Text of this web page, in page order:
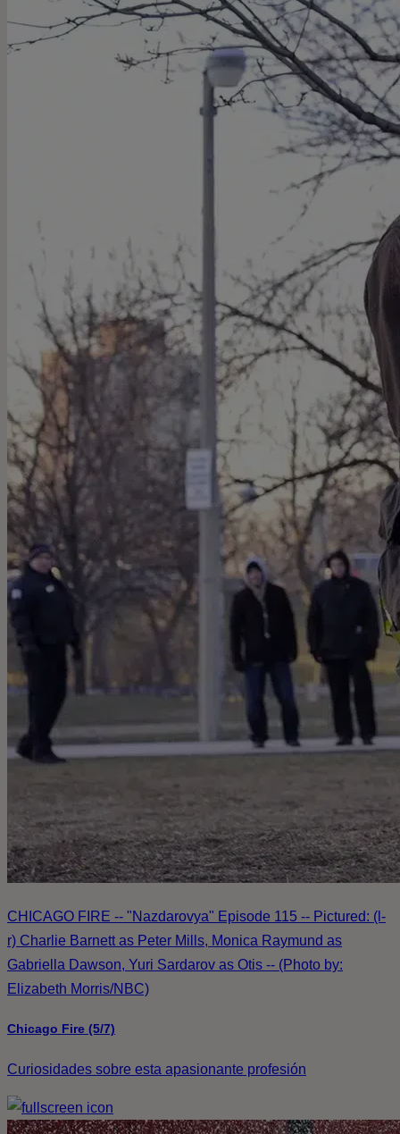
CHICAGO FIRE -- "Nazdarovya" Episode 115 -- Pictured: (l-
r) Charlie Barnett as Peter Mills, Monica Raymund as
Gabriella Dawson, Yuri Sardarov as Otis -- (Photo by:
Elizabeth Morris/NBC)
Chicago Fire (5/7)
Curiosidades sobre esta apasionante profesión